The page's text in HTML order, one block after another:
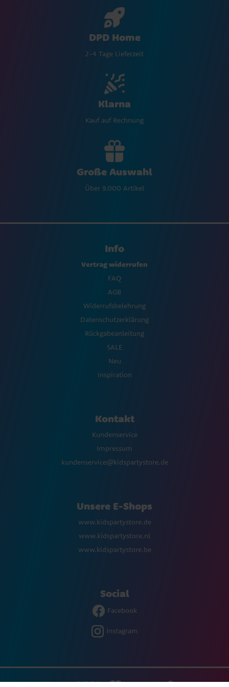
DPD Home
2-4 Tage Lieferzeit
Klarna
Kauf auf Rechnung
Große Auswahl
Über 9.000 Artikel
Info
Vertrag widerrufen
FAQ
AGB
Widerrufsbelehrung
Datenschutzerklärung
Rückgabeanleitung
SALE
Neu
Inspiration
Kontakt
Kundenservice
Impressum
kundenservice@kidspartystore.de
Unsere E-Shops
www.kidspartystore.de
www.kidspartystore.nl
www.kidspartystore.be
Social
Facebook
Instagram